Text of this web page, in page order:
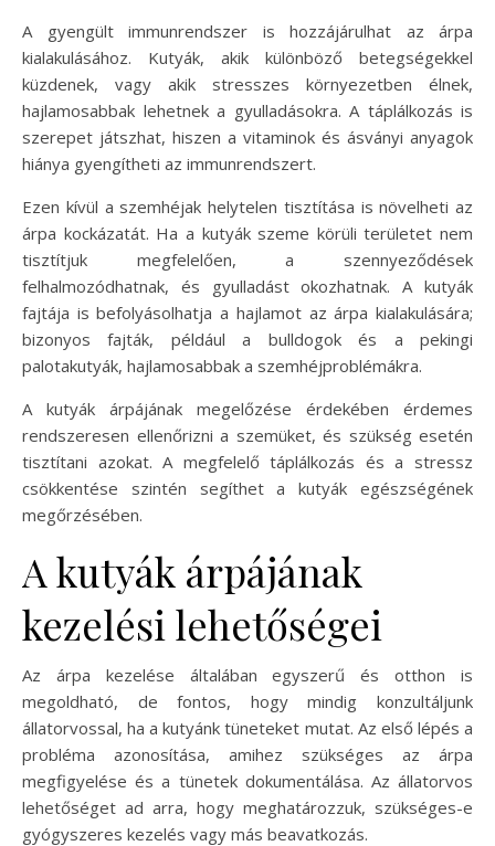
A gyengült immunrendszer is hozzájárulhat az árpa
kialakulásához. Kutyák, akik különböző betegségekkel
küzdenek, vagy akik stresszes környezetben élnek,
hajlamosabbak lehetnek a gyulladásokra. A táplálkozás is
szerepet játszhat, hiszen a vitaminok és ásványi anyagok
hiánya gyengítheti az immunrendszert.
Ezen kívül a szemhéjak helytelen tisztítása is növelheti az
árpa kockázatát. Ha a kutyák szeme körüli területet nem
tisztítjuk megfelelően, a szennyeződések
felhalmozódhatnak, és gyulladást okozhatnak. A kutyák
fajtája is befolyásolhatja a hajlamot az árpa kialakulására;
bizonyos fajták, például a bulldogok és a pekingi
palotakutyák, hajlamosabbak a szemhéjproblémákra.
A kutyák árpájának megelőzése érdekében érdemes
rendszeresen ellenőrizni a szemüket, és szükség esetén
tisztítani azokat. A megfelelő táplálkozás és a stressz
csökkentése szintén segíthet a kutyák egészségének
megőrzésében.
A kutyák árpájának
kezelési lehetőségei
Az árpa kezelése általában egyszerű és otthon is
megoldható, de fontos, hogy mindig konzultáljunk
állatorvossal, ha a kutyánk tüneteket mutat. Az első lépés a
probléma azonosítása, amihez szükséges az árpa
megfigyelése és a tünetek dokumentálása. Az állatorvos
lehetőséget ad arra, hogy meghatározzuk, szükséges-e
gyógyszeres kezelés vagy más beavatkozás.